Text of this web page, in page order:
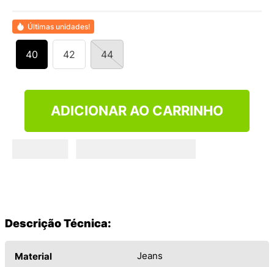
Últimas unidades!
40 42 44
ADICIONAR AO CARRINHO
Descrição Técnica:
Material Jeans
10º VANS TÊNIS VANS ULTRARANGE